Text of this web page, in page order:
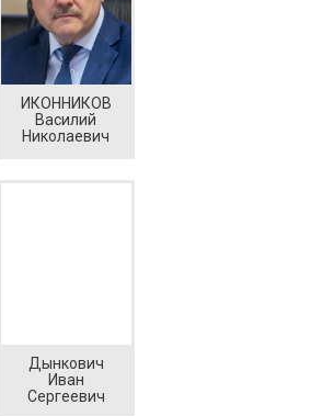
ИКОННИКОВ
Василий
Николаевич
Дынкович
Иван
Сергеевич